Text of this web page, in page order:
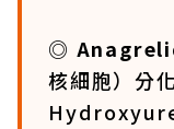
◎
核細胞）分